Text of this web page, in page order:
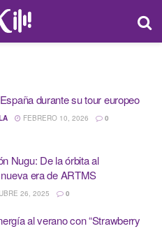
durante su tour europeo
FEBRERO 10, 2026 0
Nugu: De la órbita al
era de ARTMS
26, 2025 0
al verano con “Strawberry